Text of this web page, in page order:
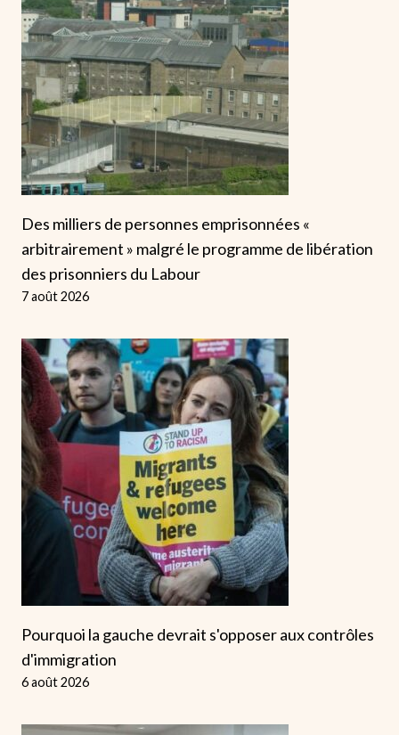
Des milliers de personnes emprisonnées «
arbitrairement » malgré le programme de libération
des prisonniers du Labour
7 août 2026
Pourquoi la gauche devrait s'opposer aux contrôles
d'immigration
6 août 2026